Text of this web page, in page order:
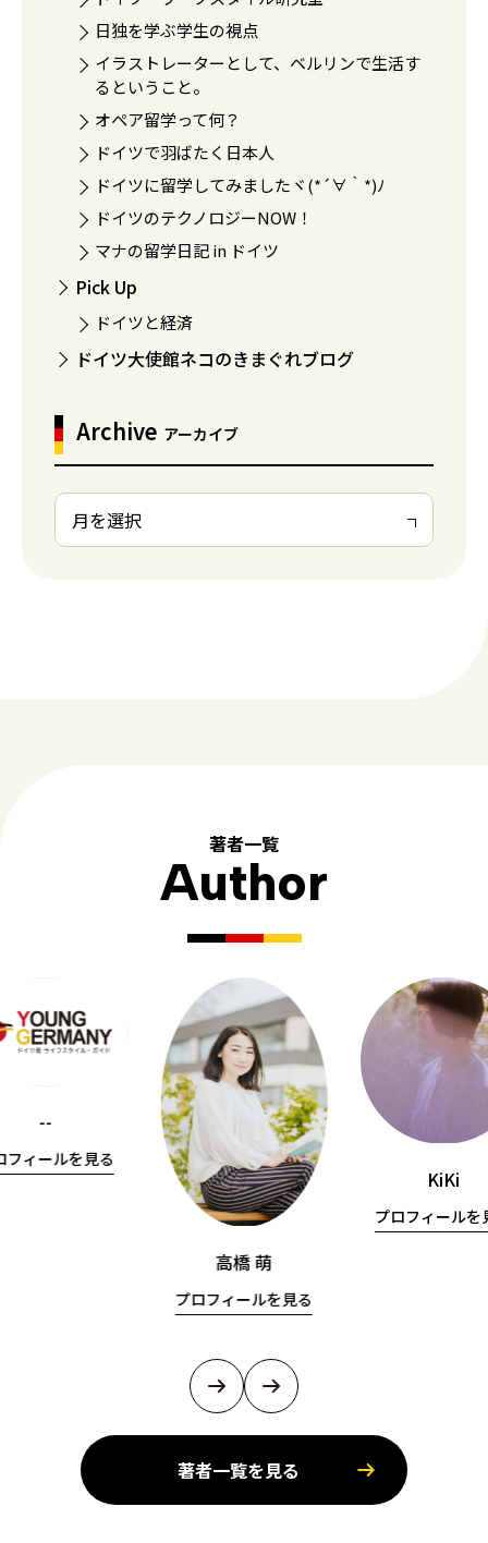
日独を学ぶ学生の視点
イラストレーターとして、ベルリンで生活す
るということ。
オペア留学って何？
ドイツで羽ばたく日本人
ドイツに留学してみましたヾ(*´∀｀*)ﾉ
ドイツのテクノロジーNOW！
マナの留学日記 in ドイツ
Pick Up
ドイツと経済
ドイツ大使館ネコのきまぐれブログ
Archive アーカイブ
著者一覧
Author
--
フィールを見る
高橋 萌
プロフィールを見る
KiKi
プロフィールを
著者一覧を見る